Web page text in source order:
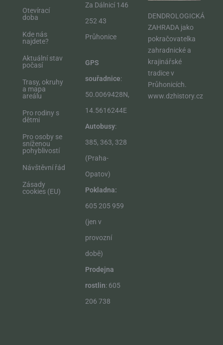
Otevírací
doba
Kde nás
najdete?
Aktuální stav
počasí
Trasy, okruhy
a mapa
areálu
Pro rodiny s
dětmi
Pro osoby se
sníženou
pohyblivostí
Návštěvní řád
Zásady
cookies (EU)
Za Dálnicí 146
252 43
Průhonice
GPS
souřadnice:
50.0069428N,
14.5616244E
Autobusy:
385, 363, 328
(Praha-
Opatov)
Pokladna:
605 205 959
(jen v
provozní
době)
Prodejna
rostlin: 605
206 738
DENDROLOGICKÁ
ZAHRADA jako
pokračovatelka
zahradnické a
krajinářské
tradice v
Průhonicích.​
www.dzhistory.cz